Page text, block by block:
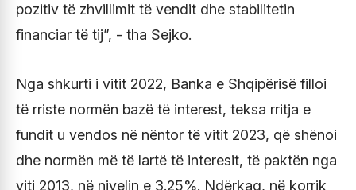
pozitiv të zhvillimit të vendit dhe stabilitetin
financiar të tij”, - tha Sejko.
Nga shkurti i vitit 2022, Banka e Shqipërisë filloi
të rriste normën bazë të interest, teksa rritja e
fundit u vendos në nëntor të vitit 2023, që shënoi
dhe normën më të lartë të interesit, të paktën nga
viti 2013, në nivelin e 3.25%. Ndërkaq, në korrik